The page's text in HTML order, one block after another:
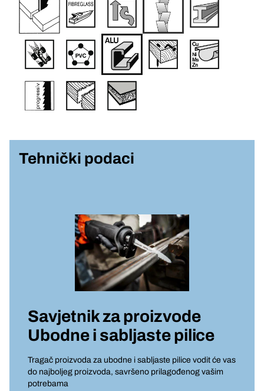
Tehnički podaci
Savjetnik za proizvode
Ubodne i sabljaste pilice
Tragač proizvoda za ubodne i sabljaste pilice vodit će vas
do najboljeg proizvoda, savršeno prilagođenog vašim
potrebama